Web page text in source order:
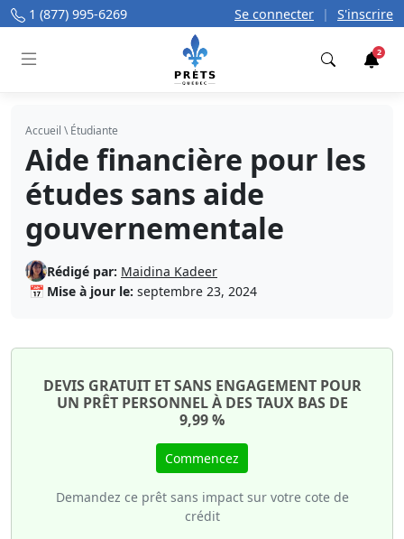
1 (877) 995-6269 Se connecter | S'inscrire
2
Accueil \Étudiante
Aide financière pour les
études sans aide
gouvernementale
Rédigé par: Maidina Kadeer
📅 Mise à jour le: septembre 23, 2024
DEVIS GRATUIT ET SANS ENGAGEMENT POUR
UN PRÊT PERSONNEL À DES TAUX BAS DE
9,99 %
Commencez
Demandez ce prêt sans impact sur votre cote de
crédit